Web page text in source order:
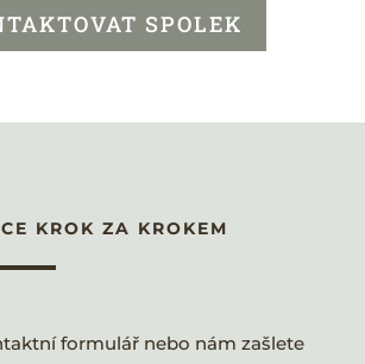
SPOLEK
KROK ZA KROKEM
formulář nebo nám zašlete